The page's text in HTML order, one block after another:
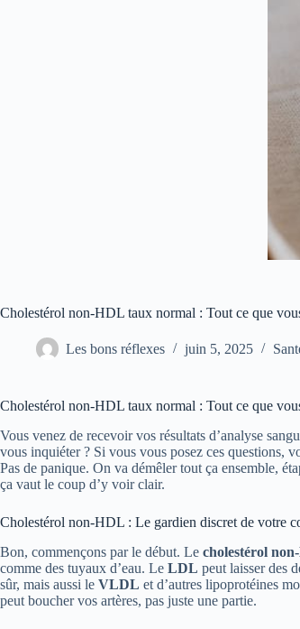
Cholestérol non-HDL taux normal : Tout ce que
Les bons réflexes juin 5, 2025
Cholestérol non-HDL taux normal : Tout ce que
Vous venez de recevoir vos résultats d’analyse
vous inquiéter ? Si vous vous posez ces questions,
Pas de panique. On va démêler tout ça ensemble,
ça vaut le coup d’y voir clair.
Cholestérol non-HDL : Le gardien discret de votre
Bon, commençons par le début. Le cholestérol
comme des tuyaux d’eau. Le LDL peut laisser des
sûr, mais aussi le VLDL et d’autres lipoprotéines
peut boucher vos artères, pas juste une partie.